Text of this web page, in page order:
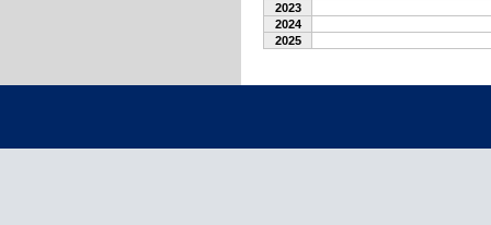
2023
2024
2025